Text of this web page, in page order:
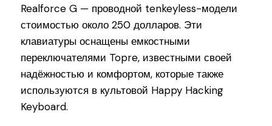
Realforce G — проводной tenkeyless-модели
стоимостью около 250 долларов. Эти
клавиатуры оснащены емкостными
переключателями Topre, известными своей
надёжностью и комфортом, которые также
используются в культовой Happy Hacking
Keyboard.